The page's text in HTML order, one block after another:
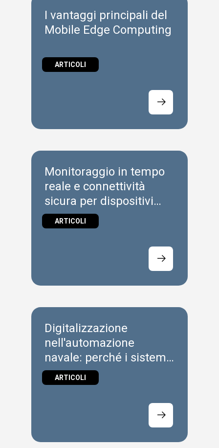
I vantaggi principali del
Mobile Edge Computing
ARTICOLI
Monitoraggio in tempo
reale e connettività
sicura per dispositivi
edge
ARTICOLI
Digitalizzazione
nell'automazione
navale: perché i sistemi
edge affidabili sono
importanti in mare
ARTICOLI